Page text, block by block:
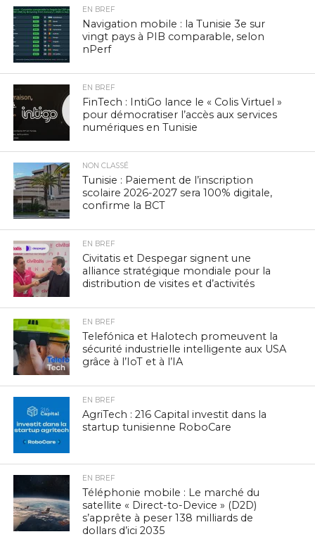
EN BREF
Navigation mobile : la Tunisie 3e sur
vingt pays à PIB comparable, selon
nPerf
EN BREF
FinTech : IntiGo lance le « Colis Virtuel »
pour démocratiser l’accès aux services
numériques en Tunisie
NON CLASSÉ
Tunisie : Paiement de l’inscription
scolaire 2026-2027 sera 100% digitale,
confirme la BCT
EN BREF
Civitatis et Despegar signent une
alliance stratégique mondiale pour la
distribution de visites et d’activités
EN BREF
Telefónica et Halotech promeuvent la
sécurité industrielle intelligente aux USA
grâce à l’IoT et à l’IA
EN BREF
AgriTech : 216 Capital investit dans la
startup tunisienne RoboCare
EN BREF
Téléphonie mobile : Le marché du
satellite « Direct-to-Device » (D2D)
s’apprête à peser 138 milliards de
dollars d’ici 2035